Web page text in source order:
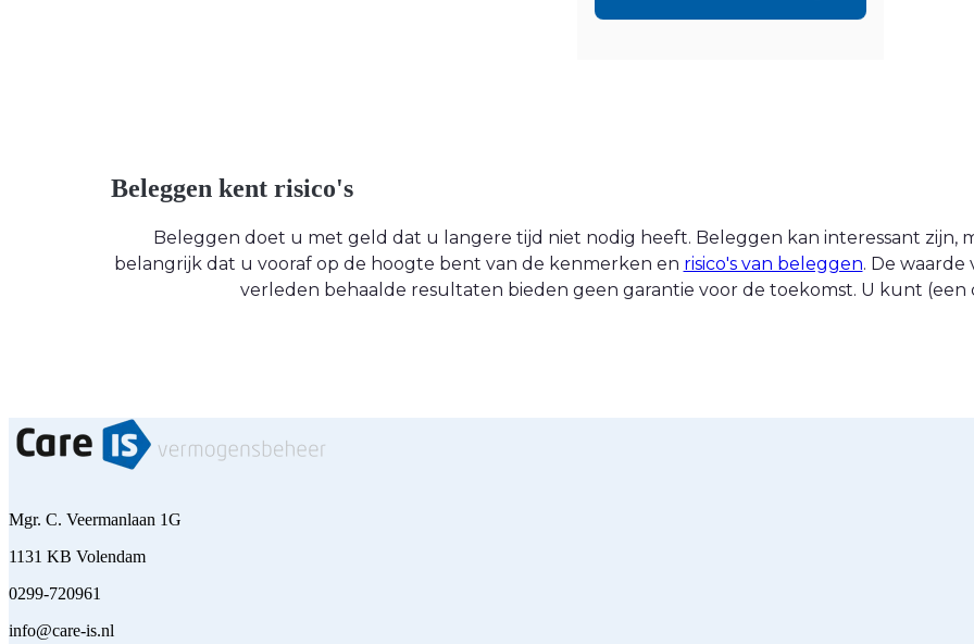
Beleggen kent risico's
Beleggen doet u met geld dat u langere tijd niet nodig heeft. Beleggen kan interessant zijn,
belangrijk dat u vooraf op de hoogte bent van de kenmerken en risico's van beleggen. De
verleden behaalde resultaten bieden geen garantie voor de toekomst. U kunt (een
Mgr. C. Veermanlaan 1G
1131 KB Volendam
0299-720961
info@care-is.nl